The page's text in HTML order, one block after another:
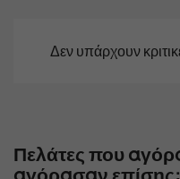
Δεν υπάρχουν
Πελάτες που